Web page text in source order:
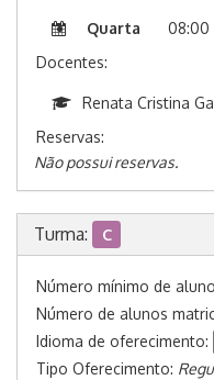
Quarta
08:00
Docentes:
Renata Cristina
Reservas:
Não possui reservas.
Turma: C
Número mínimo de
Número de alunos
Idioma de oferecimento:
Tipo Oferecimento: